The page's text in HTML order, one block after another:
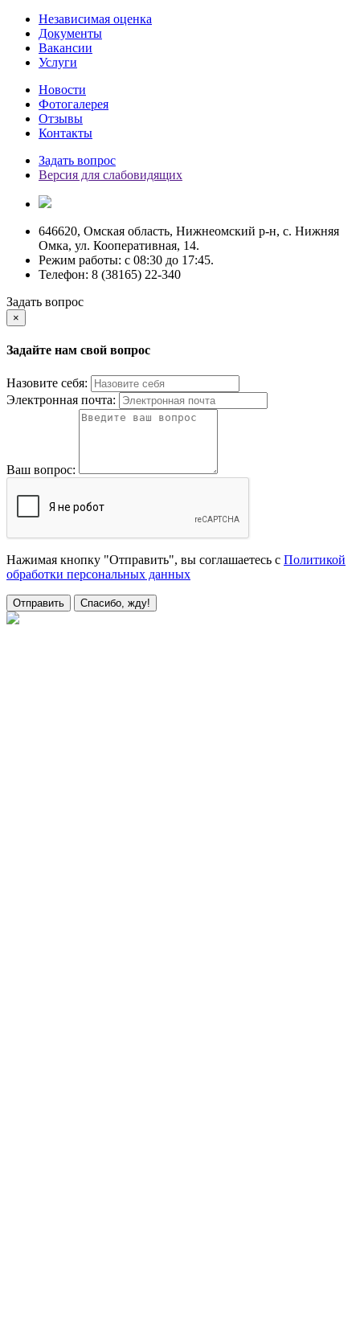
Независимая оценка
Документы
Вакансии
Услуги
Новости
Фотогалерея
Отзывы
Контакты
Задать вопрос
Версия для слабовидящих
646620, Омская область, Нижнеомский р-н, с. Нижняя
Омка, ул. Кооперативная, 14.
Режим работы: c 08:30 до 17:45.
Телефон: 8 (38165) 22-340
Задать вопрос
×
Задайте нам свой вопрос
Назовите себя:
Электронная почта:
Ваш вопрос:
Нажимая кнопку "Отправить", вы соглашаетесь с Политикой
обработки персональных данных
Отправить Спасибо, жду!